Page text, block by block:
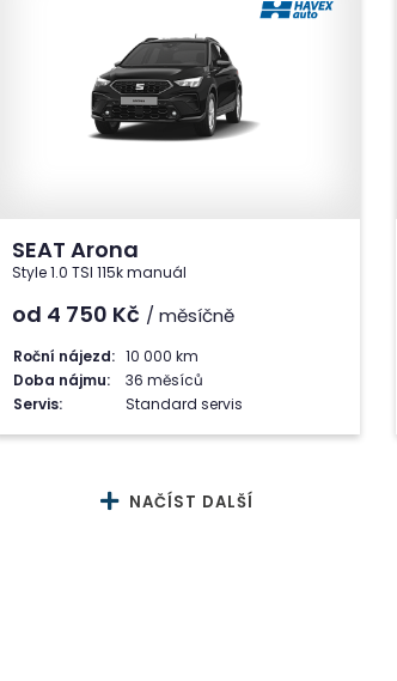
SEAT Arona
Style 1.0 TSI 115k manuál
od 4 750 Kč / měsíčně
Roční nájezd: 10 000 km
Doba nájmu:
36 měsíců
Servis:
Standard servis
NAČÍST DALŠÍ